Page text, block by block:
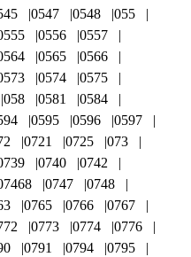
0547 0548
055
0556
0557
0565
0566
0574
0575
058 0581
0584
0595 0596
0597
0721 0725
073
0740
0742
0747
0748
0765 0766
0767
0773 0774
0776
0791 0794
0795